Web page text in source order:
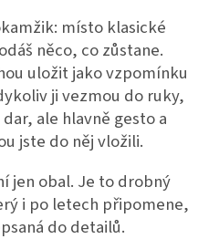
místo klasické
něco, co zůstane.
uložit jako vzpomínku
ji vezmou do ruky,
ale hlavně gesto a
jste do něj vložili.
jen obal. Je to drobný
i po letech připomene,
do detailů.